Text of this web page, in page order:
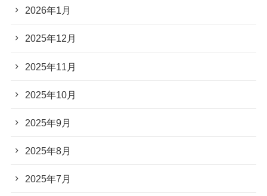
2026年1月
2025年12月
2025年11月
2025年10月
2025年9月
2025年8月
2025年7月